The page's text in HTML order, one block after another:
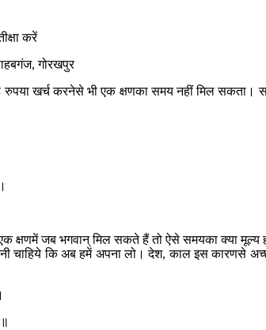
करें
गोरखपुर
खर्च करनेसे भी एक क्षणका समय नहीं मिल सकता।
क्षणमें जब भगवान् मिल सकते हैं तो ऐसे समयका क्या मूल्य
कि अब हमें अपना लो। देश, काल इस कारणसे अच्छा